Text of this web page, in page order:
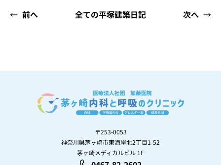
← 前へ 全ての平塚建築日記 次へ →
〒253-0053
神奈川県茅ヶ崎市東海岸北2丁目1-52
茅ヶ崎メディカルビル 1F